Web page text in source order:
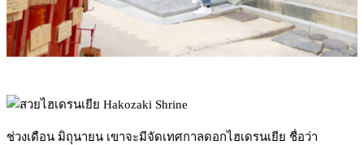
ช่วงเดือน มิถุนายน เขาจะมีจัดเทศกาลดอกไฮเดรนเยีย ชื่อว่า